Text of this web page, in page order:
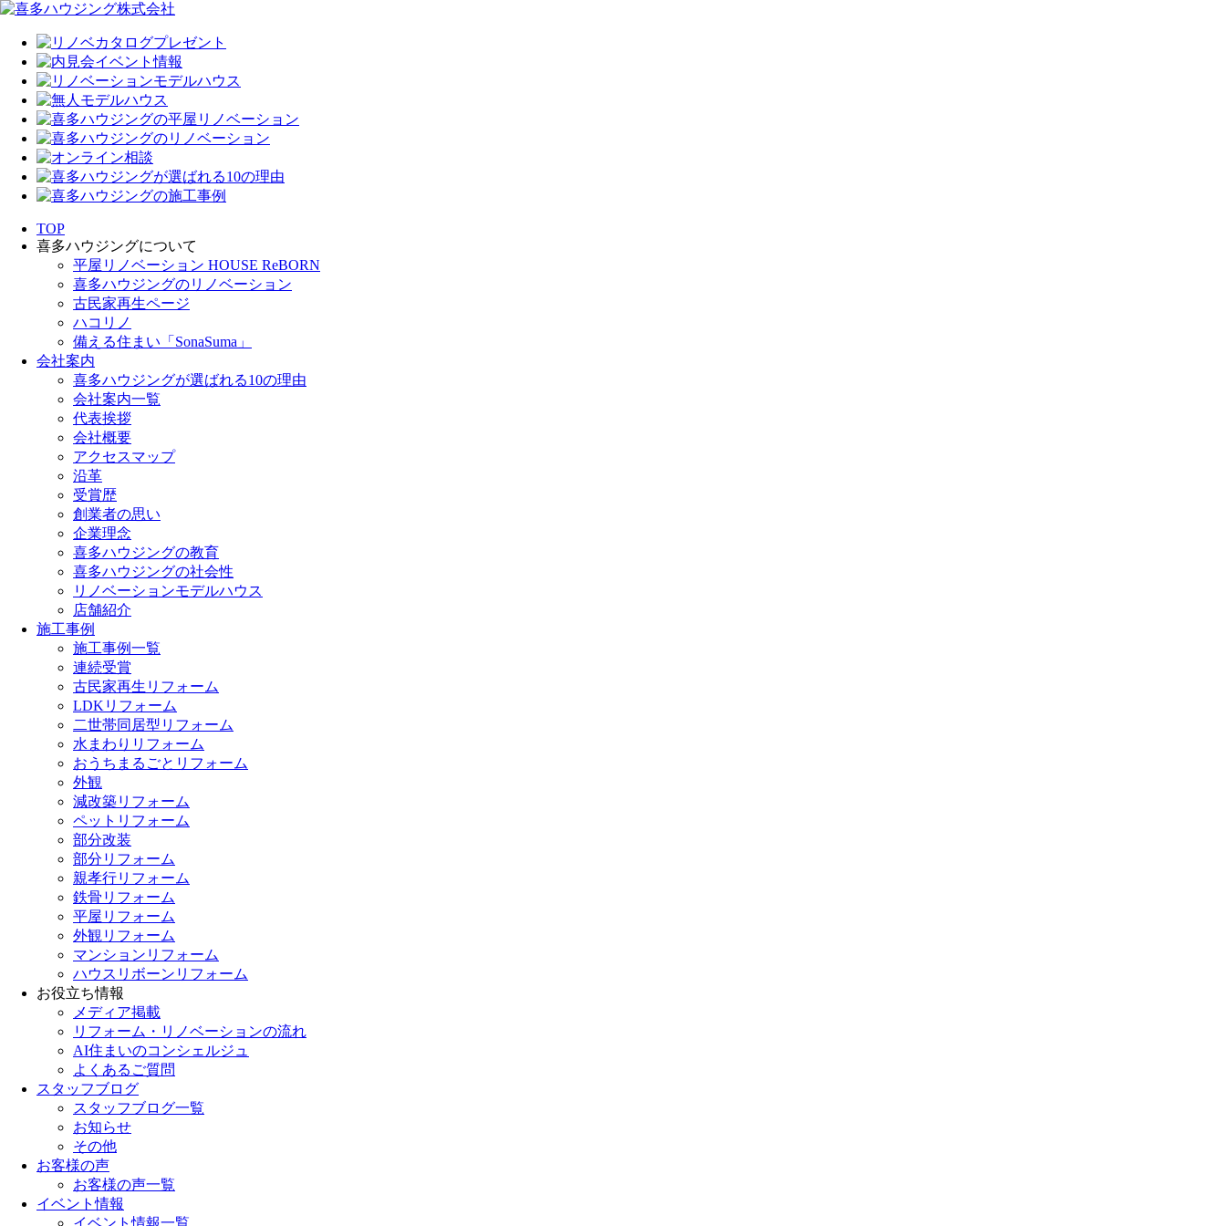
TOP
喜多ハウジングについて
平屋リノベーション HOUSE ReBORN
喜多ハウジングのリノベーション
古民家再生ページ
ハコリノ
備える住まい「SonaSuma」
会社案内
喜多ハウジングが選ばれる10の理由
会社案内一覧
代表挨拶
会社概要
アクセスマップ
沿革
受賞歴
創業者の思い
企業理念
喜多ハウジングの教育
喜多ハウジングの社会性
リノベーションモデルハウス
店舗紹介
施工事例
施工事例一覧
連続受賞
古民家再生リフォーム
LDKリフォーム
二世帯同居型リフォーム
水まわりリフォーム
おうちまるごとリフォーム
外観
減改築リフォーム
ペットリフォーム
部分改装
部分リフォーム
親孝行リフォーム
鉄骨リフォーム
平屋リフォーム
外観リフォーム
マンションリフォーム
ハウスリボーンリフォーム
お役立ち情報
メディア掲載
リフォーム・リノベーションの流れ
AI住まいのコンシェルジュ
よくあるご質問
スタッフブログ
スタッフブログ一覧
お知らせ
その他
お客様の声
お客様の声一覧
イベント情報
イベント情報一覧